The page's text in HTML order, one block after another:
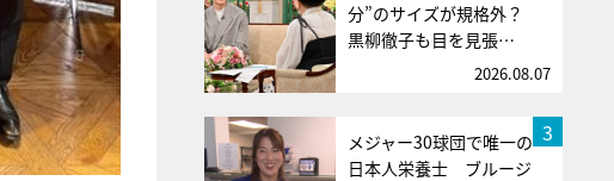
分”のサイズが規格外？
黒柳徹子も目を見張…
2026.08.07
3
メジャー30球団で唯一の
日本人栄養士 ブルージ